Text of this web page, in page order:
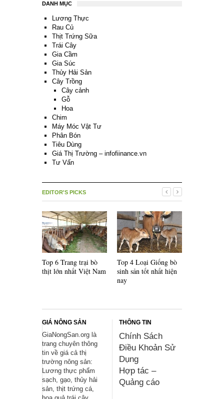
DANH MỤC
Lương Thực
Rau Củ
Thịt Trứng Sữa
Trái Cây
Gia Cầm
Gia Súc
Thủy Hải Sản
Cây Trồng
Cây cảnh
Gỗ
Hoa
Chim
Máy Móc Vật Tư
Phân Bón
Tiêu Dùng
Giá Thị Trường – infofiinance.vn
Tư Vấn
EDITOR'S PICKS
Top 6 Trang trại bò
thịt lớn nhất Việt Nam
Top 4 Loại Giống bò
sinh sản tốt nhất hiện
nay
GIÁ NÔNG SẢN
GiaNongSan.org là
trang chuyên thông
tin về giá cả thị
trường nông sản:
Lương thực phẩm
sạch, gạo, thủy hải
sản, thịt trứng cá,
THÔNG TIN
Chính Sách
Điều Khoản Sử
Dụng
Hợp tác –
Quảng cáo